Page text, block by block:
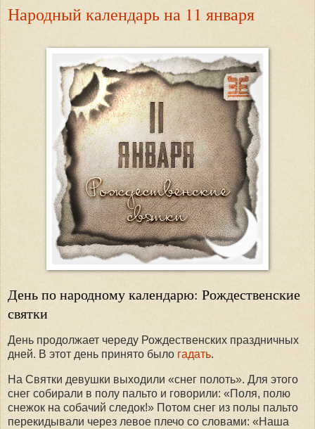
Народный календарь на 11 января
День по народному календарю: Рождественские
святки
День продолжает череду Рождественских праздничных
дней. В этот день принято было гадать.
На Святки девушки выходили «снег полоть». Для этого
снег собирали в полу пальто и говорили: «Поля, полю
снежок на собачий следок!» Потом снег из полы пальто
перекидывали через левое плечо со словами: «Наша